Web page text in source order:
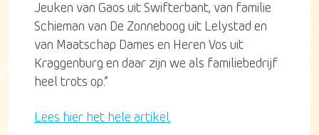
Jeuken van Gaos uit Swifterbant, van familie
Schieman van De Zonneboog uit Lelystad en
van Maatschap Dames en Heren Vos uit
Kraggenburg en daar zijn we als familiebedrijf
heel trots op.”
Lees hier het hele artikel.